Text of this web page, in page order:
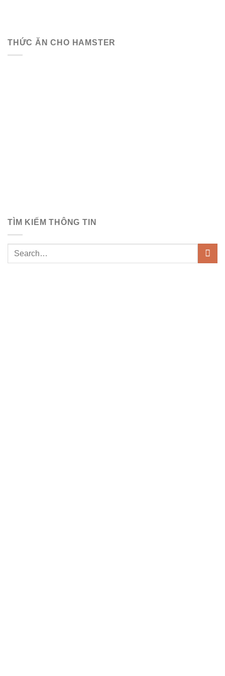
THỨC ĂN CHO HAMSTER
TÌM KIẾM THÔNG TIN